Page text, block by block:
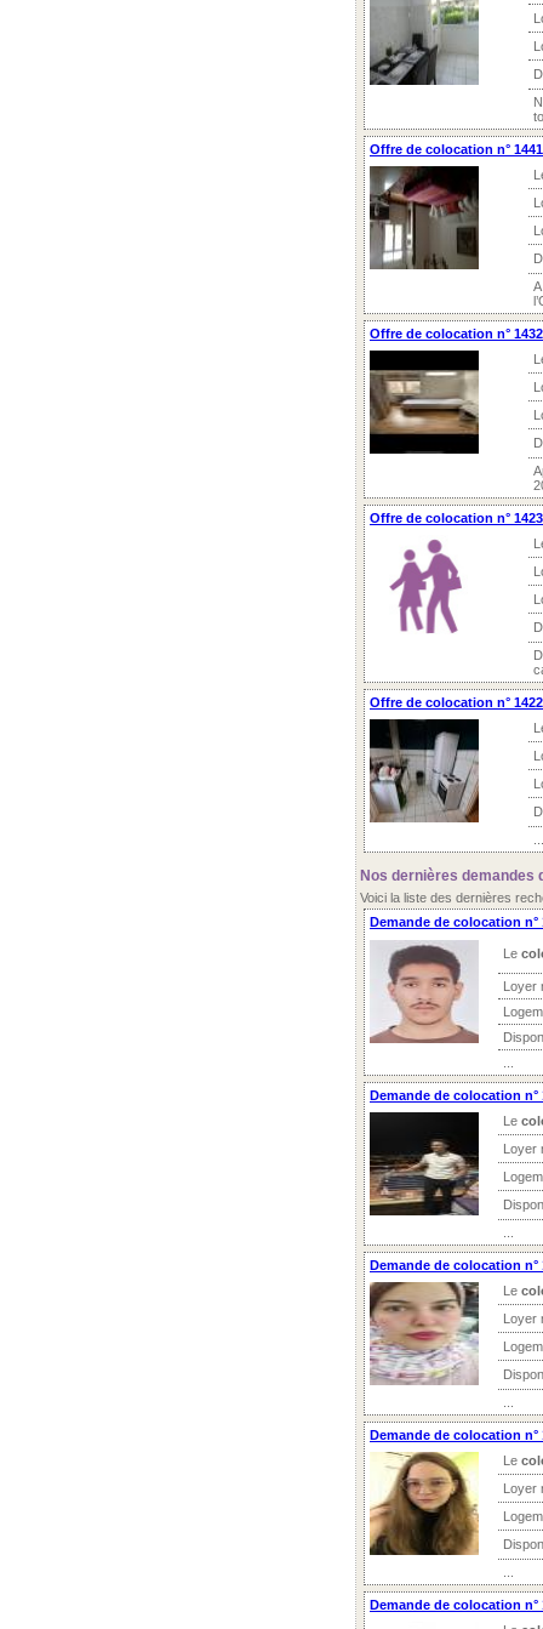
Offre de colocation n°
Offre de colocation n°
Offre de colocation n°
Offre de colocation n°
Nos dernières demandes
Voici la liste des dernières
Demande de colocation n°
Le
Loyer
Demande de colocation n°
Le
Loyer
Demande de colocation n°
Le
Loyer
Demande de colocation n°
Le
Loyer
Demande de colocation n°